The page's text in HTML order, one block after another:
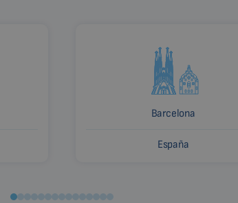
Barcelona
España